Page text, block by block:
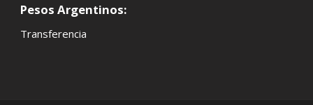
Pesos Argentinos:
Transferencia